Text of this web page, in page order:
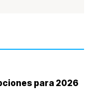
para 2026